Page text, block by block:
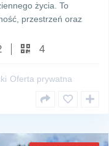
życia. To
przestrzeń oraz
4
Oferta prywatna